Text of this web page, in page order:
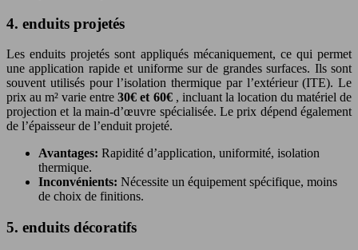
4. enduits projetés
Les enduits projetés sont appliqués mécaniquement, ce qui permet
une application rapide et uniforme sur de grandes surfaces. Ils sont
souvent utilisés pour l’isolation thermique par l’extérieur (ITE). Le
prix au m² varie entre30€ et 60€ , incluant la location du matériel de
projection et la main-d’œuvre spécialisée. Le prix dépend également
de l’épaisseur de l’enduit projeté.
Avantages: Rapidité d’application, uniformité, isolation
thermique.
Inconvénients: Nécessite un équipement spécifique, moins
de choix de finitions.
5. enduits décoratifs